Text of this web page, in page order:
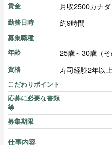
賃金 月収2500カナ
勤務日時 約9時間
募集職種
年齢
25歳～30歳（そ
資格 寿司経験2年以
こだわりポイント
応募に必要な書類
等
募集期限
仕事内容